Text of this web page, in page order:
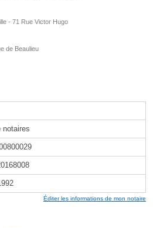
- 71 Rue Victor Hugo
de Beaulieu
notaires
Éditer les informations de mon notaire